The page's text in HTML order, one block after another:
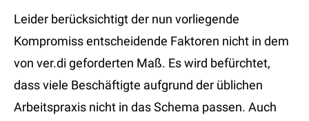
Leider berücksichtigt der nun vorliegende
Kompromiss entscheidende Faktoren nicht in dem
von ver.di geforderten Maß. Es wird befürchtet,
dass viele Beschäftigte aufgrund der üblichen
Arbeitspraxis nicht in das Schema passen. Auch